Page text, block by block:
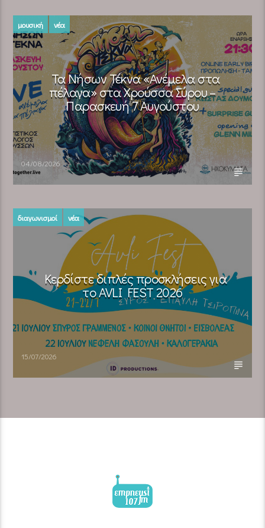
μουσική νέα
Τα Νήσων Τέκνα «Ανέμελα στα
πέλαγα» στα Χρούσσα Σύρου –
Παρασκευή 7 Αυγούστου
04/08/2026
διαγωνισμοί νέα
Κερδίστε διπλές προσκλήσεις για
το AVLI FEST 2026
15/07/2026